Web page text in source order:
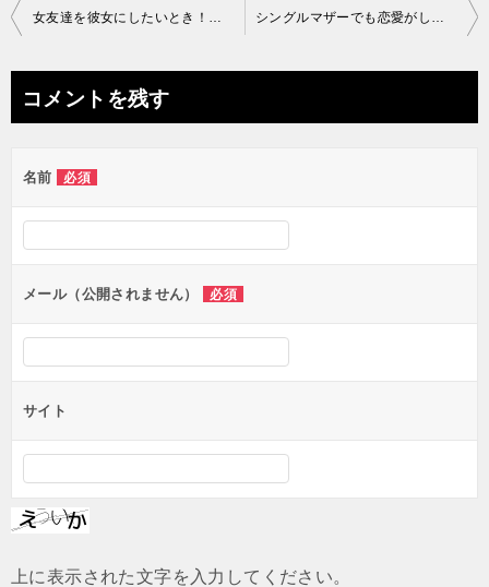
投
ビ
ー
シ
ョ
ン
コメントを残す
名前 必須
メール（公開されません） 必須
サイト
上に表示された文字を入力してください。